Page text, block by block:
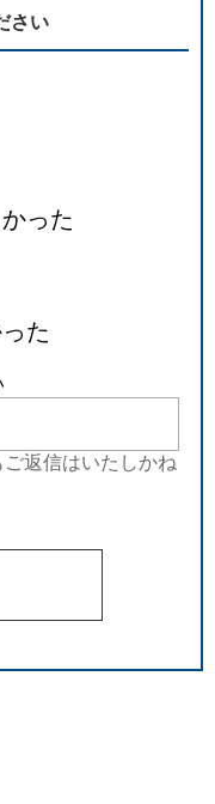
さい
った
た
返信はいたしかね